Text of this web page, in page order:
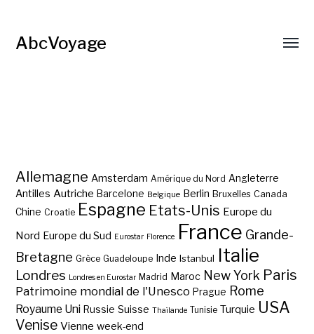
AbcVoyage
Allemagne Amsterdam Amérique du Nord Angleterre
Antilles Autriche Barcelone Belgique Berlin Bruxelles Canada
Chine Croatie Espagne Etats-Unis Europe du
Nord Europe du Sud Eurostar Florence France Grande-
Bretagne Grèce Guadeloupe Inde Istanbul Italie
Londres Londres en Eurostar Madrid Maroc New York Paris
Patrimoine mondial de l'Unesco Prague Rome
Royaume Uni Russie Suisse Thaïlande Tunisie Turquie USA
Venise Vienne week-end